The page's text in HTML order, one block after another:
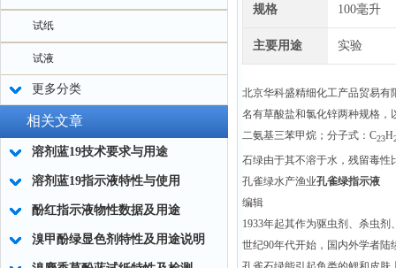
试纸
试液
更多分类
相关文章
溶剂蓝19技术要求与用途
溶剂蓝19指示液特性与使用
酚红指示液物性数据及用途
溴甲酚绿显色剂特性及用途说明
规格 100毫升
主要用途 实验
北京华科盛精细化工产品贸易有
名有草酸盐和氯化锌两种规格，
二氨基三苯甲烷；分子式：C23H
石绿由于其不溶于水，残留毒性
孔雀绿水产渔业孔雀绿指示液
编辑
1933年起其作为驱虫剂、杀虫
世纪90年代开始，国内外学者